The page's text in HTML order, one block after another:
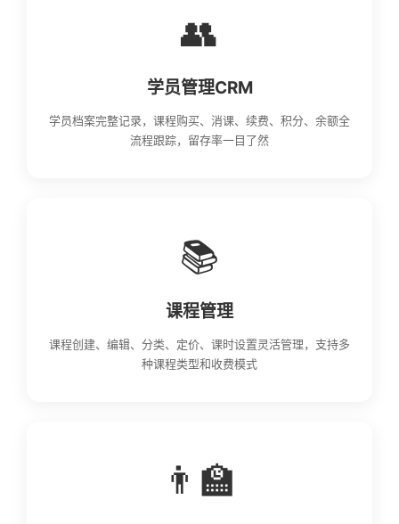
👥
学员管理CRM
学员档案完整记录，课程购买、消课、续费、积分、余额全
流程跟踪，留存率一目了然
📚
课程管理
课程创建、编辑、分类、定价、课时设置灵活管理，支持多
种课程类型和收费模式
👨‍🏫